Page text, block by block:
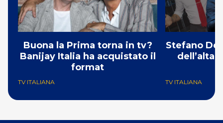
Buona la Prima torna in tv?
Banijay Italia ha acquistato il
format
TV ITALIANA
Stefano
TV ITALIANA